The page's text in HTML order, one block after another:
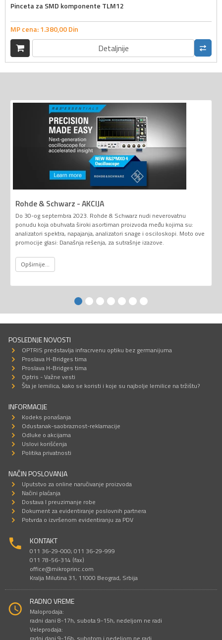
Pinceta za SMD komponente TLM12
MP cena:1.380,00Din
Detaljnije
Rohde & Schwarz - AKCIJA
Do 30-og septembra 2023. Rohde & Schwarz nudi neverovatnu
ponudu koja obuhvata široki asortiman proizvoda među kojima su:
analizatori spektra, napajanja, analizatori snage i osciloskopi. Moto ove
promocije glasi: Današnja rešenja, za sutrašnje izazove.
Opširnije...
POSLEDNJE NOVOSTI
OPTRIS predstavlja infracrvenu optiku bez germanijuma
Proslava H-Bridges tima
Proslava H-Bridges tima
Optris - Važne vesti
Šta je lemilica, kako se koristi i koje su najbolje lemilice na tržištu?
INFORMACIJE
Kodeks ponašanja
Odustanak-saobraznost-reklamacije
Odluke o akcijama
Uslovi korišćenja
Politika privatnosti
NAČIN POSLOVANJA
Uputstvo za online naručivanje proizvoda
Načini plaćanja
Dostava I preuzimanje robe
Dokument za evidentiranje poslovnih partnera
Potvrda o izvršenom evidentiranju za PDV
KONTAKT
011 36-29-000; 011 36-29-999
011 78-56-314 (fax)
office@mikroprinc.com
Kralja Milutina 31, 11000 Beograd, Srbija
RADNO VREME
Maloprodaja:
radni dani 8-17h, subota 9-15h, nedeljom ne radi
Veleprodaja: